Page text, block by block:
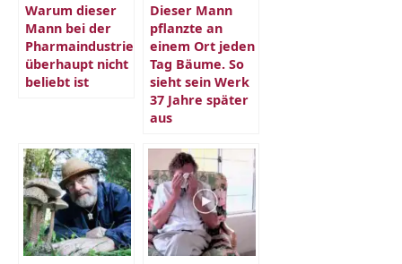
Warum dieser
Mann bei der
Pharmaindustrie
überhaupt nicht
beliebt ist
Dieser Mann
pflanzte an
einem Ort jeden
Tag Bäume. So
sieht sein Werk
37 Jahre später
aus